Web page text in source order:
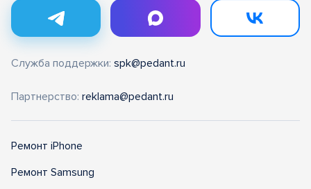
Служба поддержки: spk@pedant.ru
Партнерство: reklama@pedant.ru
Ремонт iPhone
Ремонт Samsung